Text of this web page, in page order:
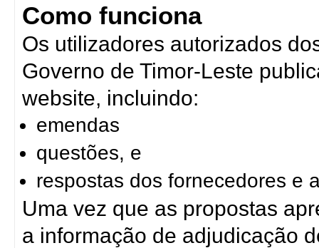
Como funciona
Os utilizadores autorizados
Governo de Timor-Leste
website, incluindo:
emendas
questões, e
respostas dos fornecedores e
Uma vez que as propostas
a informação de adjudicação